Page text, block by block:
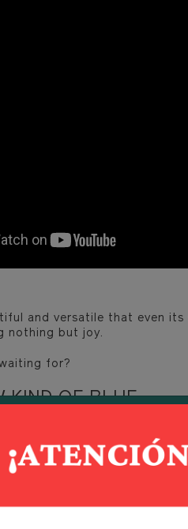
and versatile that even
nothing but joy.
for?
KIND OF BLUE